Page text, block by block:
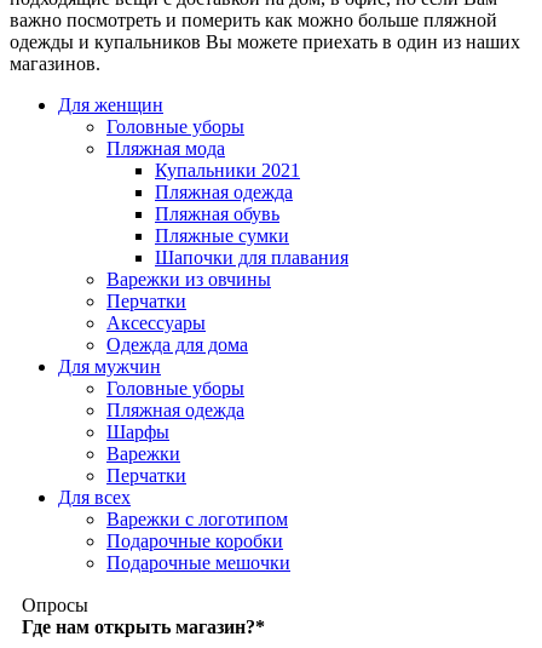
важно посмотреть и померить как можно больше пляжной
одежды и купальников Вы можете приехать в один из наших
магазинов.
Для женщин
Головные уборы
Пляжная мода
Купальники 2021
Пляжная одежда
Пляжная обувь
Пляжные сумки
Шапочки для плавания
Варежки из овчины
Перчатки
Аксессуары
Одежда для дома
Для мужчин
Головные уборы
Пляжная одежда
Шарфы
Варежки
Перчатки
Для всех
Варежки с логотипом
Подарочные коробки
Подарочные мешочки
Опросы
Где нам открыть магазин?*